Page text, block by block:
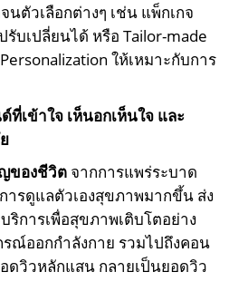
ตัวเลือกต่างๆ เช่น แพ็กเกจ
บเปลี่ยนได้ หรือ Tailor-made
ให้เหมาะกับการ
เข้าใจ เห็นอกเห็นใจ และ
ของชีวิต จากการแพร่ระบาด
ารดูแลตัวเองสุขภาพมากขึ้น ส่ง
การเพื่อสุขภาพเติบโตอย่าง
ณ์ออกกำลังกาย รวมไปถึงคอน
ดวิวหลักแสน กลายเป็นยอดวิว